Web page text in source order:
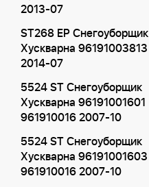
2013-07
ST268 EP Снегоуборщик
Хускварна 96191003813
2014-07
5524 ST Снегоуборщик
Хускварна 96191001601
961910016 2007-10
5524 ST Снегоуборщик
Хускварна 96191001603
961910016 2007-10